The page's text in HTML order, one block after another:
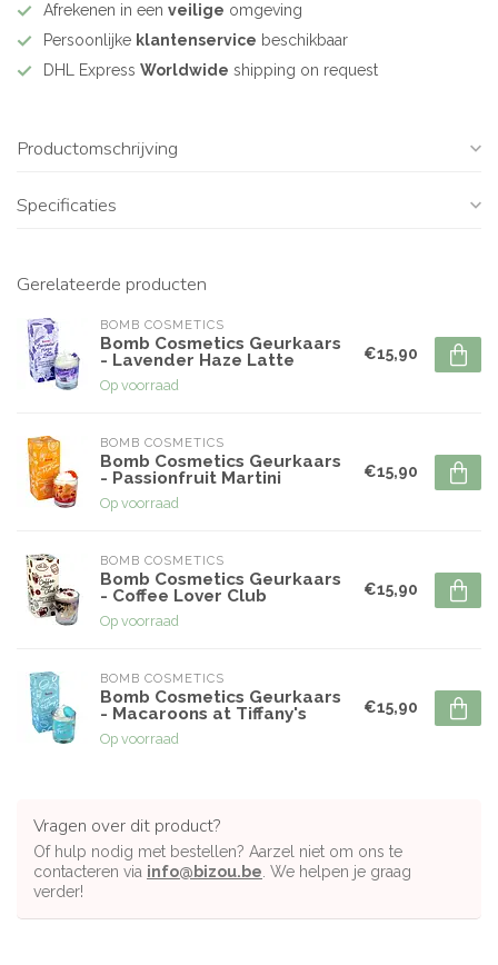
Afrekenen in een veilige omgeving
Persoonlijke klantenservice beschikbaar
DHL Express Worldwide shipping on request
Productomschrijving
Specificaties
Gerelateerde producten
BOMB COSMETICS
Bomb Cosmetics Geurkaars
- Lavender Haze Latte
Op voorraad
€15,90
BOMB COSMETICS
Bomb Cosmetics Geurkaars
- Passionfruit Martini
Op voorraad
€15,90
BOMB COSMETICS
Bomb Cosmetics Geurkaars
- Coffee Lover Club
Op voorraad
€15,90
BOMB COSMETICS
Bomb Cosmetics Geurkaars
- Macaroons at Tiffany's
Op voorraad
€15,90
Vragen over dit product?
Of hulp nodig met bestellen? Aarzel niet om ons te
contacteren via info@bizou.be . We helpen je graag
verder!